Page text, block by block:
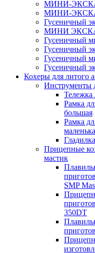
МИНИ-
МИНИ-
Гусеничный
МИНИ
Гусеничный
Гусеничный
Гусеничный
Гусеничный
Кохеры для литого
Инструменты
Тележка
Рамка
большая
Рамка
Прицепные
мастик
SMP
350DT